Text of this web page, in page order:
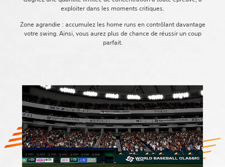
exploiter dans les moments critiques.
Zone agrandie : accumulez les home runs en contrôlant davantage
votre swing. Ainsi, vous aurez plus de chance de réussir un coup
parfait.